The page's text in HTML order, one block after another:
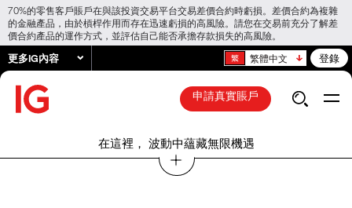
70%的零售客戶賬戶在與該投資交易平台交易差價合約時虧損。差價合約為複雜
的金融產品，由於槓桿作用而存在迅速虧損的高風險。請您在交易前充分了解差
價合約產品的運作方式，並評估自己能否承擔存款損失的高風險。
更多IG內容 繁體中文 登錄
申請真實賬戶
在這裡， 波動中蘊藏無限機遇